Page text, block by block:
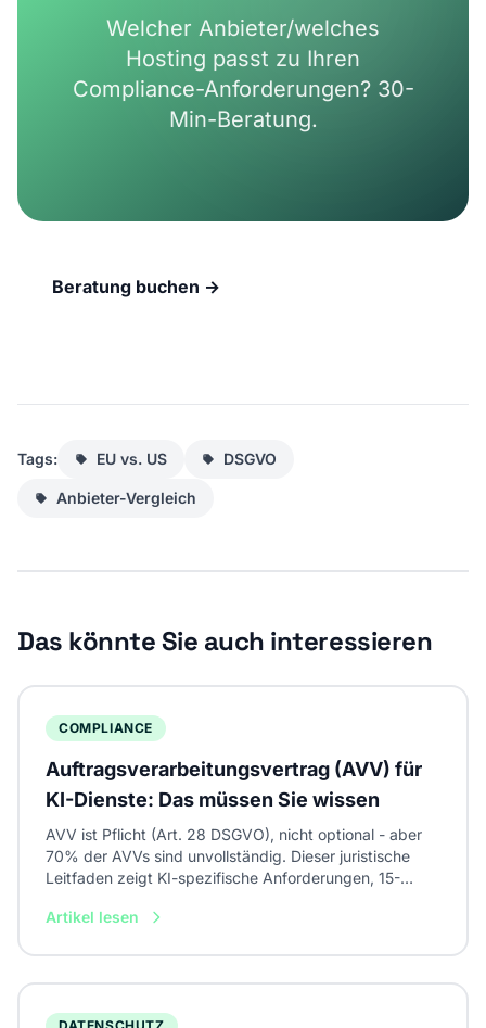
Welcher Anbieter/welches
Hosting passt zu Ihren
Compliance-Anforderungen? 30-
Min-Beratung.
Beratung buchen →
Tags: EU vs. US DSGVO
Anbieter-Vergleich
Das könnte Sie auch interessieren
COMPLIANCE
Auftragsverarbeitungsvertrag (AVV) für
KI-Dienste: Das müssen Sie wissen
AVV ist Pflicht (Art. 28 DSGVO), nicht optional - aber
70% der AVVs sind unvollständig. Dieser juristische
Leitfaden zeigt KI-spezifische Anforderungen, 15-
Verhandlungen.
Artikel lesen